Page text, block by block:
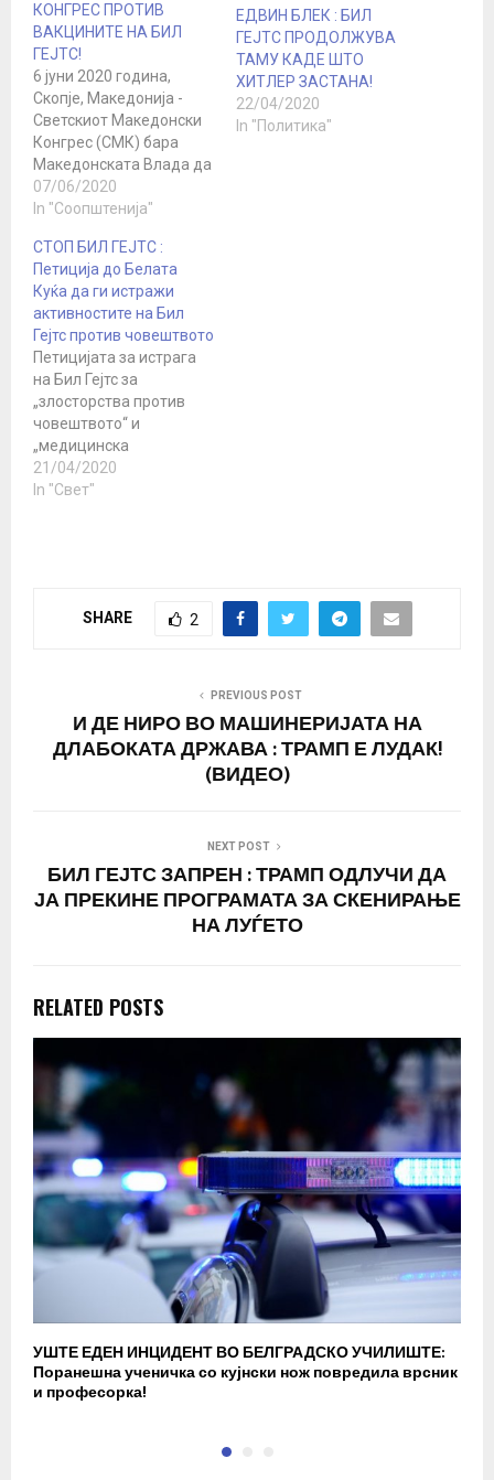
КОНГРЕС ПРОТИВ
ВАКЦИНИТЕ НА БИЛ
ГЕЈТС!
6 јуни 2020 година,
Скопје, Македонија -
Светскиот Македонски
Конгрес (СМК) бара
Македонската Влада да
ја отфрли апликацијата
за пристапување на
во Иницијативата за
унапредување на
примарната
здравствена заштита,
основана во 2015
година од Фондацијата
Бил и Мелинда Гејтс и
Светската здравствена
организација (СЗО).
СМК смета дека
Македонија…
07/06/2020
In "Соопштенија"
ЕДВИН БЛЕК : БИЛ
ГЕЈТС ПРОДОЛЖУВА
ТАМУ КАДЕ ШТО
ХИТЛЕР ЗАСТАНА!
22/04/2020
In "Политика"
СТОП БИЛ ГЕЈТС :
Петиција до Белата
Куќа да ги истражи
активностите на Бил
Гејтс против човештвото
Петицијата за истрага
на Бил Гејтс за
„злосторства против
човештвото“ и
„медицинска
злоупотреба“ се здоби
со неверојатни 289.000
Белата куќа. Бидејќи
21/04/2020
In "Свет"
SHARE 2
PREVIOUS POST
И ДЕ НИРО ВО МАШИНЕРИЈАТА НА
ДЛАБОКАТА ДРЖАВА : ТРАМП Е ЛУДАК!
(ВИДЕО)
NEXT POST
БИЛ ГЕЈТС ЗАПРЕН : ТРАМП ОДЛУЧИ ДА
ЈА ПРЕКИНЕ ПРОГРАМАТА ЗА СКЕНИРАЊЕ
НА ЛУЃЕТО
RELATED POSTS
УШТЕ ЕДЕН ИНЦИДЕНТ ВО БЕЛГРАДСКО УЧИЛИШТЕ:
Поранешна ученичка со кујнски нож повредила врсник
и професорка!